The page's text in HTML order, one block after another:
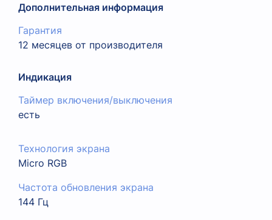
Дополнительная информация
Гарантия
12 месяцев от производителя
Индикация
Таймер включения/выключения
есть
Технология экрана
Micro RGB
Частота обновления экрана
144 Гц